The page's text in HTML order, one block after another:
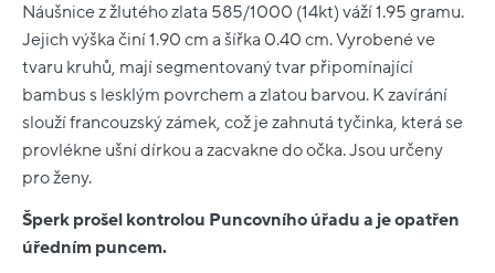
Náušnice z žlutého zlata 585/1000 (14kt) váží 1.95 gramu.
Jejich výška činí 1.90 cm a šířka 0.40 cm. Vyrobené ve
tvaru kruhů, mají segmentovaný tvar připomínající
bambus s lesklým povrchem a zlatou barvou. K zavírání
slouží francouzský zámek, což je zahnutá tyčinka, která se
provlékne ušní dírkou a zacvakne do očka. Jsou určeny
pro ženy.
Šperk prošel kontrolou Puncovního úřadu a je opatřen
úředním puncem.